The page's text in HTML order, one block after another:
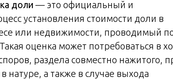
доли — это официальный и
установления стоимости доли в
или недвижимости, проводимый
оценка может потребоваться в
раздела совместно нажитого,
натуре, а также в случае выхода